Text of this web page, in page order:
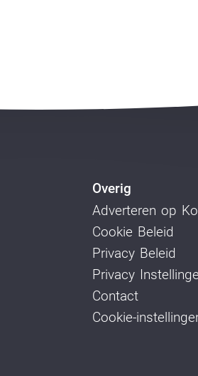
Overig
Adverteren op
Cookie Beleid
Privacy Beleid
Privacy
Contact
Cookie-